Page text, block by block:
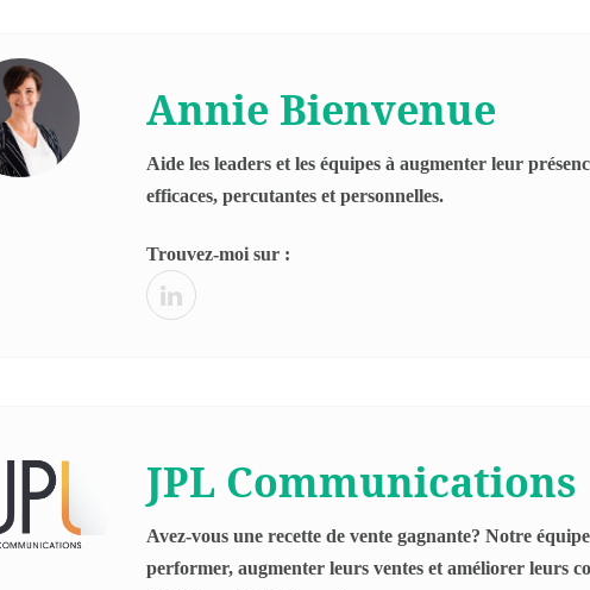
Annie Bienvenue
Aide les leaders et les équipes à augmenter leur
efficaces, percutantes et personnelles.
Trouvez-moi sur :
JPL Communications
Avez-vous une recette de vente gagnante? Notre
performer, augmenter leurs ventes et améliorer leurs